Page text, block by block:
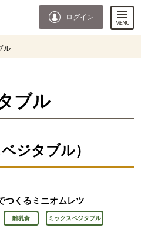
ログイン
ル
ブル
ジタブル）
つくるミニオムレツ
離乳食 ミックスベジタブル